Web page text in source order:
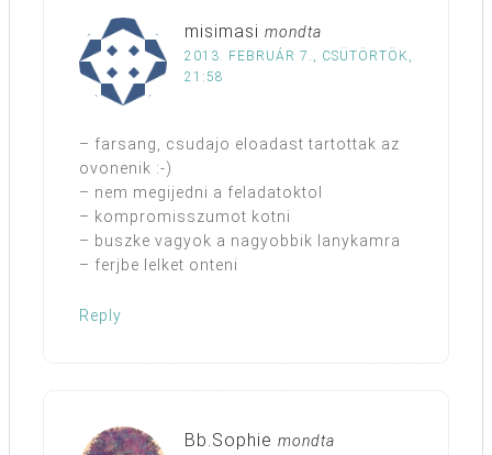
misimasi mondta
2013. FEBRUÁR 7., CSÜTÖRTÖK,
21:58
– farsang, csudajo eloadast tartottak az
ovonenik :-)
– nem megijedni a feladatoktol
– kompromisszumot kotni
– buszke vagyok a nagyobbik lanykamra
– ferjbe lelket onteni
Reply
Bb.Sophie mondta